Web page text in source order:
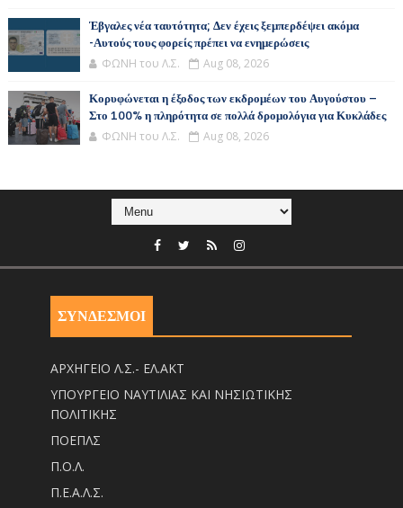
Έβγαλες νέα ταυτότητα; Δεν έχεις ξεμπερδέψει ακόμα
-Αυτούς τους φορείς πρέπει να ενημερώσεις
ΦΩΝΗ του Λ.Σ. Aug 08, 2026
Κορυφώνεται η έξοδος των εκδρομέων του Αυγούστου –
Στο 100% η πληρότητα σε πολλά δρομολόγια για Κυκλάδες
ΦΩΝΗ του Λ.Σ. Aug 08, 2026
ΣΥΝΔΕΣΜΟΙ
ΑΡΧΗΓΕΙΟ Λ.Σ.- ΕΛ.ΑΚΤ
ΥΠΟΥΡΓΕΙΟ ΝΑΥΤΙΛΙΑΣ ΚΑΙ ΝΗΣΙΩΤΙΚΗΣ
ΠΟΛΙΤΙΚΗΣ
ΠΟΕΠΛΣ
Π.Ο.Λ.
Π.Ε.Α.Λ.Σ.